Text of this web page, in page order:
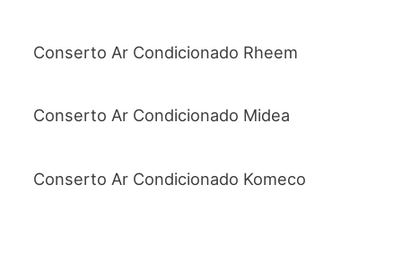
Conserto Ar Condicionado Rheem
Conserto Ar Condicionado Midea
Conserto Ar Condicionado Komeco